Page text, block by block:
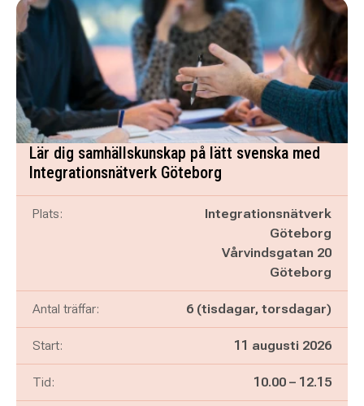
Lär dig samhällskunskap på lätt svenska med
Integrationsnätverk Göteborg
Plats:
Integrationsnätverk
Göteborg
Vårvindsgatan 20
Göteborg
Antal träffar: 6 (tisdagar, torsdagar)
Start: 11 augusti 2026
Tid: Pågår mellan
10.00 – och
12.15